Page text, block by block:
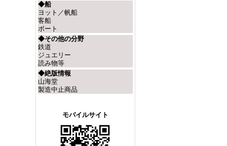
◆船
ヨット／帆船
客船
ボート
◆その他の分野
鉄道
ジュエリー
読み物等
◆絶版情報
山海堂
製造中止商品
モバイルサイト